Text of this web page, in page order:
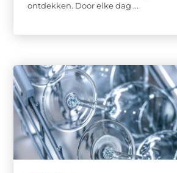
ontdekken. Door elke dag ...